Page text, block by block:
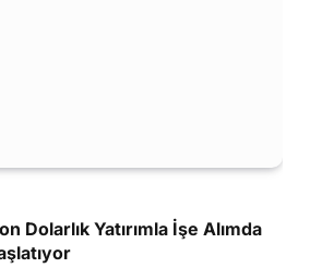
Dolarlık Yatırımla İşe Alımda